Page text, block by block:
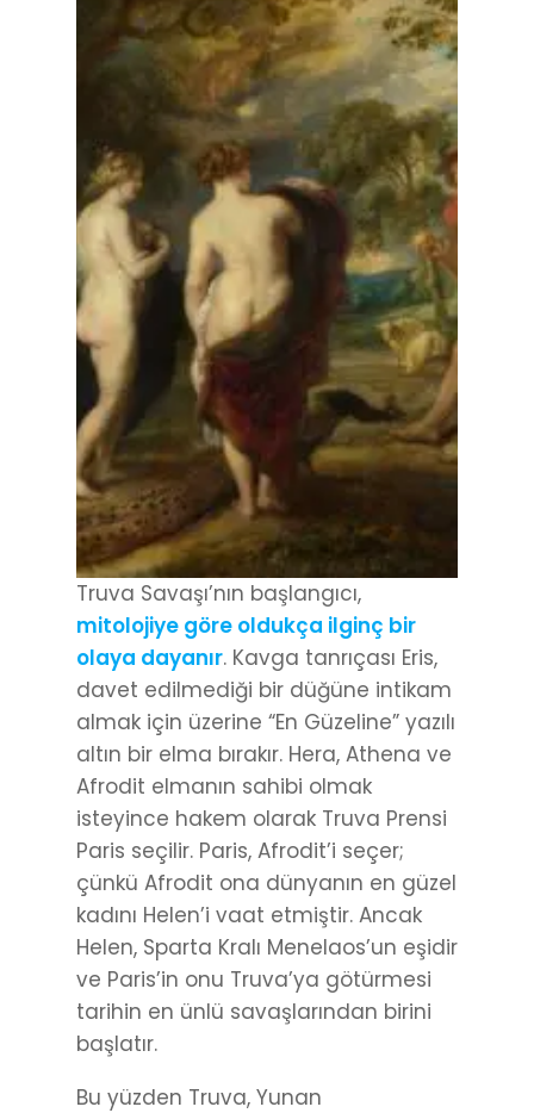
Truva Savaşı’nın başlangıcı,
mitolojiye göre oldukça ilginç bir
olaya dayanır. Kavga tanrıçası Eris,
davet edilmediği bir düğüne intikam
almak için üzerine “En Güzeline” yazılı
altın bir elma bırakır. Hera, Athena ve
Afrodit elmanın sahibi olmak
isteyince hakem olarak Truva Prensi
Paris seçilir. Paris, Afrodit’i seçer;
çünkü Afrodit ona dünyanın en güzel
kadını Helen’i vaat etmiştir. Ancak
Helen, Sparta Kralı Menelaos’un eşidir
ve Paris’in onu Truva’ya götürmesi
tarihin en ünlü savaşlarından birini
başlatır.
Bu yüzden Truva, Yunan